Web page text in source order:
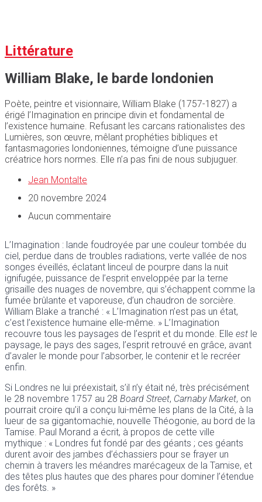
Littérature
William Blake, le barde londonien
Poète, peintre et visionnaire, William Blake (1757-1827) a
érigé l’Imagination en principe divin et fondamental de
l’existence humaine. Refusant les carcans rationalistes des
Lumières, son œuvre, mêlant prophéties bibliques et
fantasmagories londoniennes, témoigne d’une puissance
créatrice hors normes. Elle n’a pas fini de nous subjuguer.
Jean Montalte
20 novembre 2024
Aucun commentaire
L’Imagination : lande foudroyée par une couleur tombée du
ciel, perdue dans de troubles radiations, verte vallée de nos
songes éveillés, éclatant linceul de pourpre dans la nuit
ignifugée, puissance de l’esprit enveloppée par la terne
grisaille des nuages de novembre, qui s’échappent comme la
fumée brûlante et vaporeuse, d’un chaudron de sorcière.
William Blake a tranché : « L’Imagination n’est pas un état,
c’est l’existence humaine elle-même. » L’Imagination
recouvre tous les paysages de l’esprit et du monde. Elle est le
paysage, le pays des sages, l’esprit retrouvé en grâce, avant
d’avaler le monde pour l’absorber, le contenir et le recréer
enfin.
Si Londres ne lui préexistait, s’il n’y était né, très précisément
le 28 novembre 1757 au 28 Board Street, Carnaby Market, on
pourrait croire qu’il a conçu lui-même les plans de la Cité, à la
lueur de sa gigantomachie, nouvelle Théogonie, au bord de la
Tamise. Paul Morand a écrit, à propos de cette ville
mythique : « Londres fut fondé par des géants ; ces géants
durent avoir des jambes d’échassiers pour se frayer un
chemin à travers les méandres marécageux de la Tamise, et
des têtes plus hautes que des phares pour dominer l’étendue
des forêts. »